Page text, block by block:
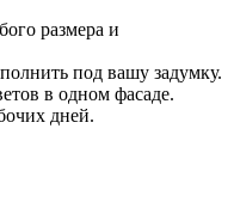
размера и
под вашу задумку.
в одном фасаде.
дней.